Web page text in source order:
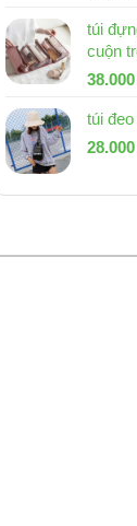
túi
cuộn
Giá
là:
53.000
38.000
túi
Giá
là:
28.000